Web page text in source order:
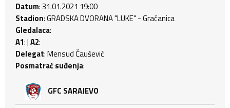
Datum: 31.01.2021 19:00
Stadion: GRADSKA DVORANA "LUKE" - Gračanica
Gledalaca:
A1: |A2:
Delegat: Mensud Čaušević
Posmatrač suđenja:
GFC SARAJEVO